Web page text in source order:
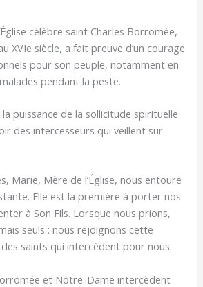
célèbre saint Charles Borromée,
XVIe siècle, a fait preuve d’un courage
pour son peuple, notamment en
pendant la peste.
puissance de la sollicitude spirituelle
des intercesseurs qui veillent sur
Marie, Mère de l’Église, nous entoure
Elle est la première à porter nos
à Son Fils. Lorsque nous prions,
seuls : nous rejoignons cette
saints qui intercèdent pour nous.
et Notre-Dame intercèdent